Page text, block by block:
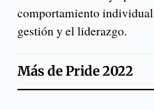
comportamiento
gestión y el liderazgo.
Más dePride 2022